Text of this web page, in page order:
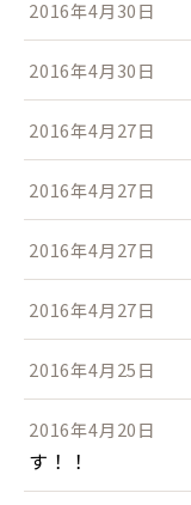
2016年4月30日
2016年4月30日
2016年4月27日
2016年4月27日
2016年4月27日
2016年4月27日
2016年4月25日
2016年4月20日
す！！